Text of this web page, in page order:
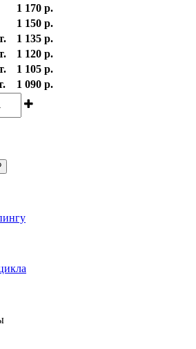
1 170 р.
1 150 р.
1 135 р.
1 120 р.
1 105 р.
1 090 р.